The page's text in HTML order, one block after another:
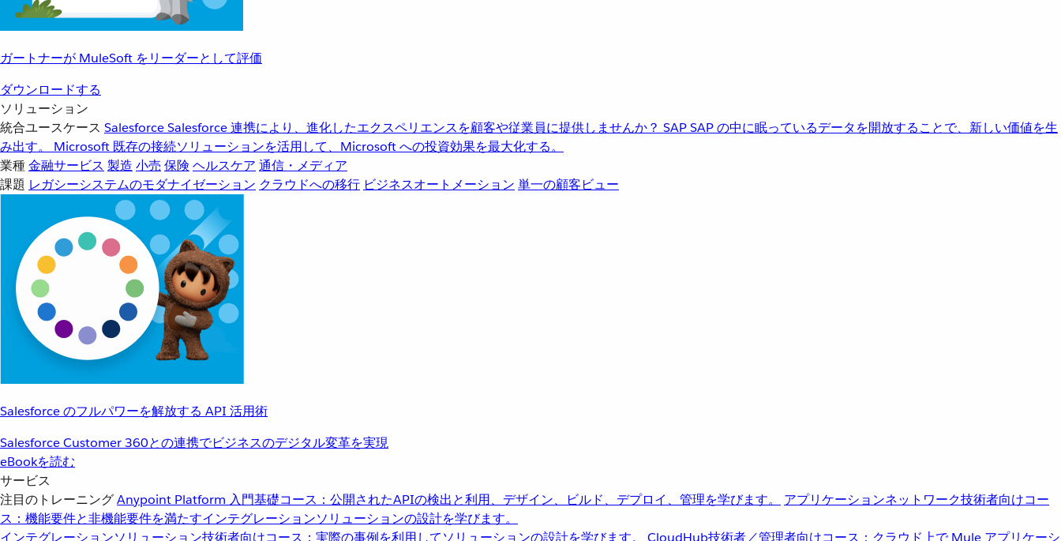
ガートナーが MuleSoft をリーダーとして評価
ダウンロードする
ソリューション
統合ユースケース SalesforceSalesforce 連携により、進化したエクスペリエンスを顧客や従業員に提供しませんか？ SAPSAP の中に眠っているデータを開放することで、新しい価値を生
み出す。
Microsoft 既存の接続ソリューションを活用して、Microsoft への投資効果を最大化する。
業種金融サービス 製造 小売 保険 ヘルスケア 通信・メディア
課題 レガシーシステムのモダナイゼーション クラウドへの移行 ビジネスオートメーション 単一の顧客ビュー
Salesforce のフルパワーを解放する API 活用術
Salesforce Customer 360との連携でビジネスのデジタル変革を実現
eBookを読む
サービス
注目のトレーニングAnypoint Platform 入門基礎コース：公開されたAPIの検出と利用、デザイン、ビルド、デプロイ、管理を学びます。 アプリケーションネットワーク技術者向けコー
ス：機能要件と非機能要件を満たすインテグレーションソリューションの設計を学びます。
インテグレーションソリューション技術者向けコース：実際の事例を利用してソリューションの設計を学びます。 CloudHub技術者／管理者向けコース：クラウド上で Mule アプリケーシ